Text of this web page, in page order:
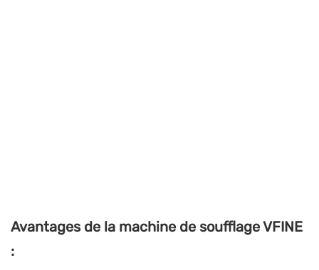
Avantages de la machine de soufflage VFINE
: